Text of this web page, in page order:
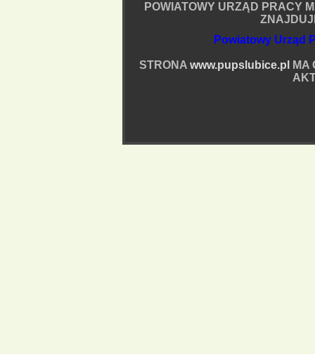
POWIATOWY URZĄD PRACY
Powiatowy Urząd
STRONA www.pupslubice.pl
MA